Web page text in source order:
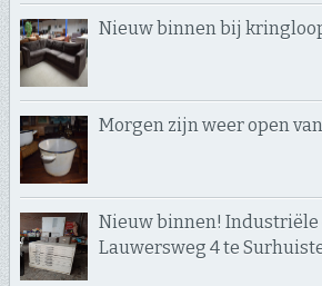
Nieuw binnen bij
Morgen zijn weer open van
Nieuw binnen! Industriële
Lauwersweg 4 te